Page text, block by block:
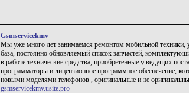
Gsmservicekmv
Мы уже много лет занимаемся ремонтом мобильной техники,
база, постоянно обновляемый список запчастей,
в работе технические средства, приобретенные у ведущих
программаторы и лицензионное программное обеспечение,
новыми моделями телефонов , оригинальные и не
gsmservicekmv.usite.pro